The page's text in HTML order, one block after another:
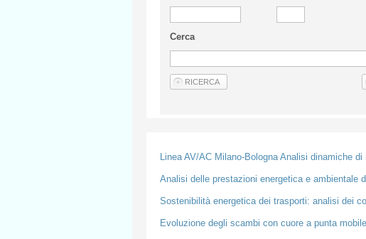
Cerca
Linea AV/AC Milano-Bologna Analisi dinamiche
Analisi delle prestazioni energetica e ambientale
Sostenibilità energetica dei trasporti: analisi dei
Evoluzione degli scambi con cuore a punta mobile